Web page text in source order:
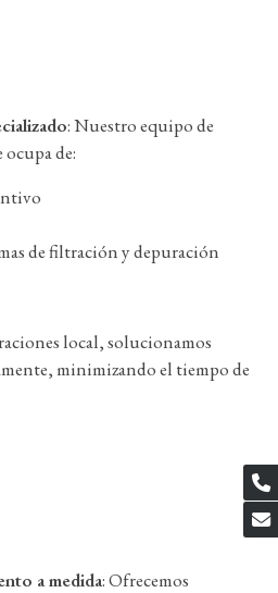
: Nuestro equipo de
ocupa de:
de filtración y depuración
local, solucionamos
minimizando el tiempo de
a medida: Ofrecemos